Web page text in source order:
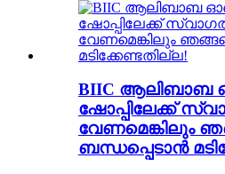
BIIC
ഷോപ്പിലേക്ക്
വേണമെങ്കിലും
ബന്ധപ്പെടാൻ